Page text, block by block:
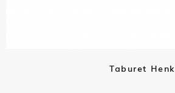
Taburet Henk